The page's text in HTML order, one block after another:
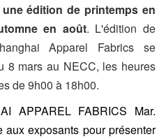
une édition de printemps en
en août. L'édition de
Apparel Fabrics se
8 mars au NECC, les heures
de 9h00 à 18h00.
APPAREL FABRICS Mar.
exposants pour présenter